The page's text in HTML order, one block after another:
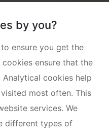
by you?
ensure you get the
ensure that the
cookies help
most often. This
services. We
different types of